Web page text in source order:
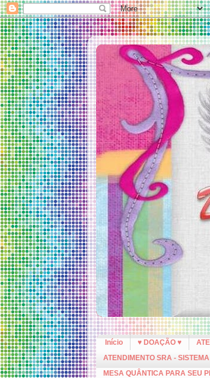
Início ♥ DOAÇÃO ♥
ATENDIMENTO SRA -
MESA QUÂNTICA PARA SEU